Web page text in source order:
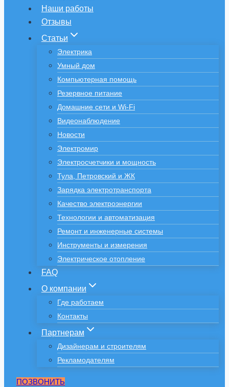
Наши работы
Отзывы
Статьи
Электрика
Умный дом
Компьютерная помощь
Резервное питание
Домашние сети и Wi-Fi
Видеонаблюдение
Новости
Электромир
Электросчетчики и мощность
Тула, Петровский и ЖК
Зарядка электротранспорта
Качество электроэнергии
Технологии и автоматизация
Ремонт и инженерные системы
Инструменты и измерения
Электрическое отопление
FAQ
О компании
Где работаем
Контакты
Партнерам
Дизайнерам и строителям
Рекламодателям
ПОЗВОНИТЬ